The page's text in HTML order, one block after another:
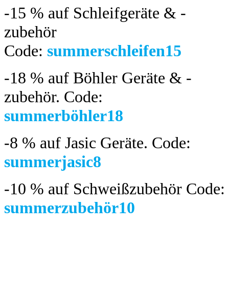
-15 % auf Schleifgeräte & -
zubehör
Code: summerschleifen15
-18 % auf Böhler Geräte & -
zubehör. Code:
summerböhler18
-8 % auf Jasic Geräte. Code:
summerjasic8
-10 % auf Schweißzubehör Code:
summerzubehör10